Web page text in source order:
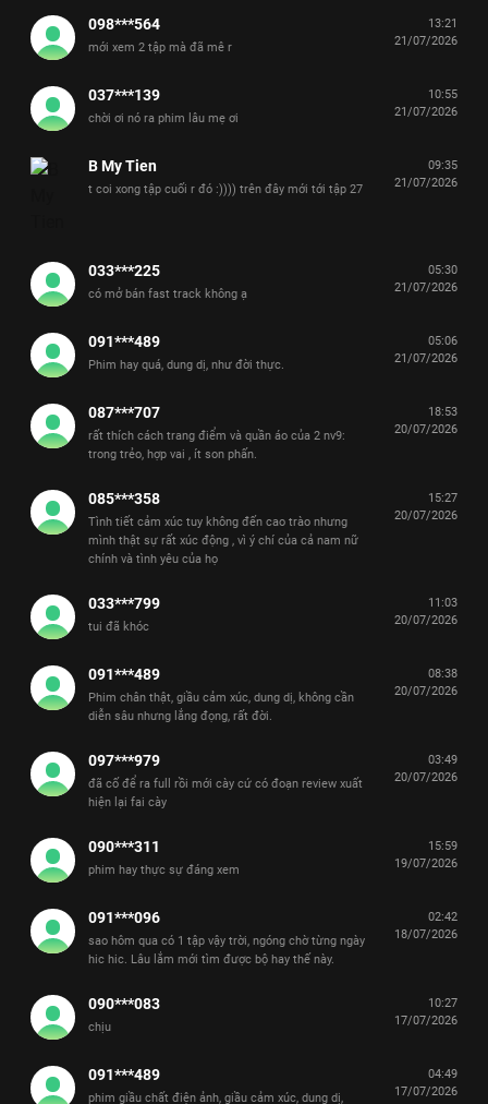
098***564
mới xem 2 tập mà đã mê r
13:21
21/07/2026
037***139
chời ơi nó ra phim lâu mẹ ơi
10:55
21/07/2026
B My Tien
t coi xong tập cuối r đó :)))) trên đây mới tới tập 27
09:35
21/07/2026
033***225
có mở bán fast track không ạ
05:30
21/07/2026
091***489
Phim hay quá, dung dị, như đời thực.
05:06
21/07/2026
087***707
rất thích cách trang điểm và quần áo của 2 nv9:
trong trẻo, hợp vai , ít son phấn.
18:53
20/07/2026
085***358
Tình tiết cảm xúc tuy không đến cao trào nhưng
mình thật sự rất xúc động , vì ý chí của cả nam nữ
chính và tình yêu của họ
15:27
20/07/2026
033***799
tui đã khóc
11:03
20/07/2026
091***489
Phim chân thật, giầu cảm xúc, dung dị, không cần
diễn sâu nhưng lắng đọng, rất đời.
08:38
20/07/2026
097***979
đã cố để ra full rồi mới cày cứ có đoạn review xuất
hiện lại fai cày
03:49
20/07/2026
090***311
phim hay thực sự đáng xem
15:59
19/07/2026
091***096
sao hôm qua có 1 tập vậy trời, ngóng chờ từng ngày
hic hic. Lâu lắm mới tìm được bộ hay thế này.
02:42
18/07/2026
090***083
chịu
10:27
17/07/2026
091***489
phim giầu chất điện ảnh, giầu cảm xúc, dung dị,
04:49
17/07/2026